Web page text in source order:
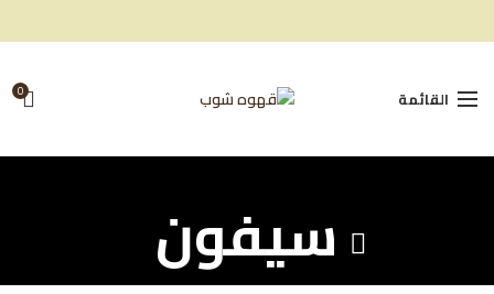
القائمة 0
سيفون